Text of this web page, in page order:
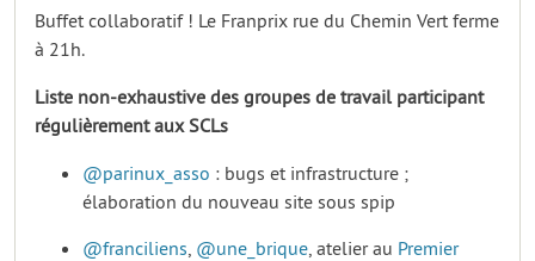
Buffet collaboratif ! Le Franprix rue du Chemin Vert ferme
à 21h.
Liste non-exhaustive des groupes de travail participant
régulièrement aux SCLs
@parinux_asso : bugs et infrastructure ;
élaboration du nouveau site sous spip
@franciliens, @une_brique, atelier au Premier